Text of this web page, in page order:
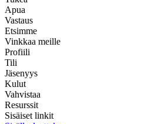
Apua
Vastaus
Etsimme
Vinkkaa meille
Profiili
Tili
Jäsenyys
Kulut
Vahvistaa
Resurssit
Sisäiset linkit